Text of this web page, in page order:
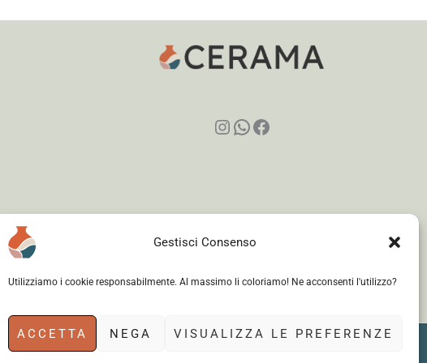
Gestisci Consenso
Utilizziamo i cookie responsabilmente. Al massimo li coloriamo! Ne acconsenti l'utilizzo?
ACCETTA NEGA VISUALIZZA LE PREFERENZE
Instagram
WhatsApp
Facebook